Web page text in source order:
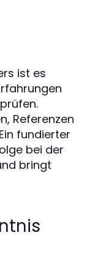
ist es
Referenzen
fundierter
bei der
bringt